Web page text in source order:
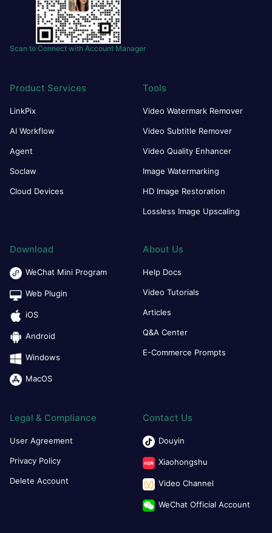
Scan to Connect with Account Manager
Product Services
LinkPix
AI Workflow
Agent
Soclaw
Cloud Devices
Tools
Video Watermark Remover
Video Subtitle Remover
Video Quality Enhancer
Image Watermarking
HD Image Restoration
Lossless Image Upscaling
Download
WeChat Mini Program
Web Plugin
iOS
Android
Windows
MacOS
About Us
Help Docs
Video Tutorials
Articles
Q&A Center
E-Commerce Prompts
Legal & Compliance
User Agreement
Privacy Policy
Delete Account
Contact Us
Douyin
Xiaohongshu
Video Channel
WeChat Official Account